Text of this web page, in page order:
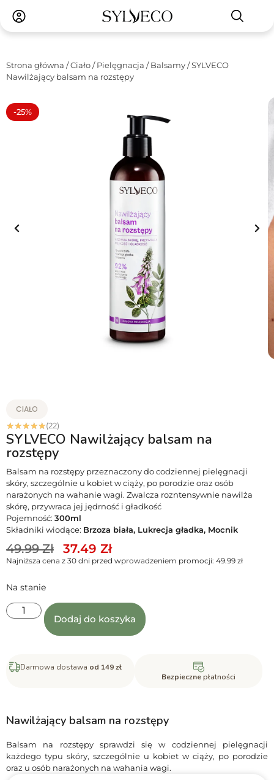
Strona główna /Ciało/Pielęgnacja /Balsamy/ SYLVECO
Nawilżający balsam na rozstępy
-25%
CIAŁO
☆☆☆☆☆(22)
SYLVECO Nawilżający balsam na
rozstępy
Balsam na rozstępy przeznaczony do codziennej pielęgnacji
skóry, szczególnie u kobiet w ciąży, po porodzie oraz osób
narażonych na wahanie wagi. Zwalcza rozntensywnie nawilża
skórę, przywraca jej jędrność i gładkość
Pojemność: 300ml
Składniki wiodące: Brzoza biała, Lukrecja gładka, Mocnik
49.99Zł 37.49 Zł
Najniższa cena z 30 dni przed wprowadzeniem promocji: 49.99 zł
Na stanie
Dodaj do koszyka
Darmowa dostawa od 149 zł
Bezpiecznepłatności
Nawilżający balsam na rozstępy
Balsam na rozstępy sprawdzi się w codziennej pielęgnacji
każdego typu skóry, szczególnie u kobiet w ciąży, po porodzie
oraz u osób narażonych na wahania wagi.